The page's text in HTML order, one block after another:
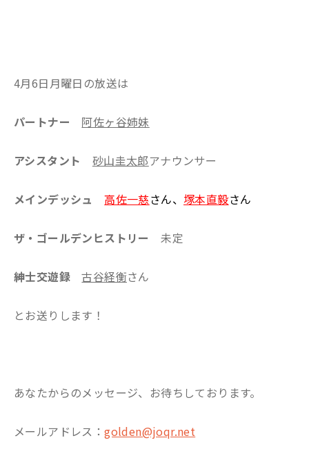
4月6日月曜日の放送は
パートナー 阿佐ヶ谷姉妹
アシスタント 砂山圭太郎アナウンサー
メインデッシュ高佐一慈さん、 塚本直毅さん
ザ・ゴールデンヒストリー未定
紳士交遊録 古谷経衡さん
とお送りします！
あなたからのメッセージ、お待ちしております。
メールアドレス：golden@joqr.net